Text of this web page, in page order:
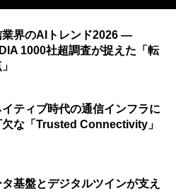
業界のAIトレンド2026 ―
1000社超調査が捉えた「転
ティブ時代の通信インフラに
欠な「Trusted Connectivity」
基盤とデジタルツインが支え